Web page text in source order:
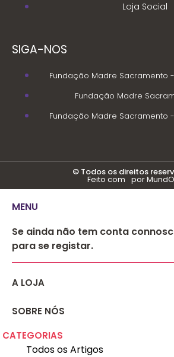
Loja Social
SIGA-NOS
Fundação Madre Sacramento
Fundação Madre
Fundação Madre Sacramento
© Todos os direitos
Feito com por
MENU
Se ainda não tem conta
para se registar.
A LOJA
SOBRE NÓS
CATEGORIAS
Todos os Artigos